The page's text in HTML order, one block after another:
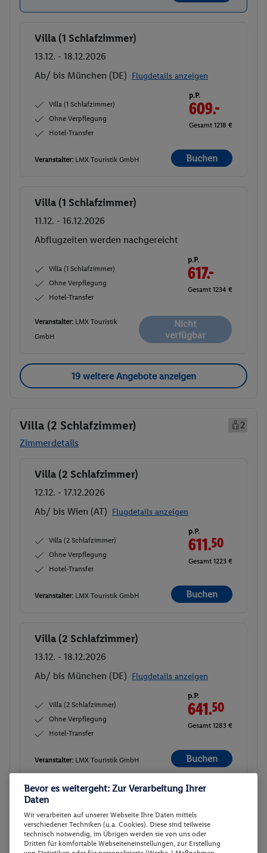
Buchen
Villa (1 Schlafzimmer)
13.12. - 18.12.2026
Ab/ bis München (DE) Flugdetails anzeigen
Villa (1 Schlafzimmer)
Ohne Verpflegung
Hotel-Transfer
p.P.
609.-
Gesamt 1218 €
Veranstalter: LMX Touristik GmbH Buchen
Buchen
Villa (1 Schlafzimmer)
11.12. - 16.12.2026
Abflugzeiten werden nachgereicht
Villa (1 Schlafzimmer)
Ohne Verpflegung
Hotel-Transfer
p.P.
617.-
Gesamt 1234 €
Veranstalter: LMX Touristik
GmbH
Nicht
verfügbar
19 weitere Angebote anzeigen
Villa (2 Schlafzimmer)
2
Zimmerdetails
Buchen
Villa (2 Schlafzimmer)
12.12. - 17.12.2026
Ab/ bis Wien (AT) Flugdetails anzeigen
Villa (2 Schlafzimmer)
Ohne Verpflegung
Hotel-Transfer
p.P.
611.50
Gesamt 1223 €
Veranstalter: LMX Touristik GmbH Buchen
Buchen
Villa (2 Schlafzimmer)
13.12. - 18.12.2026
Ab/ bis München (DE) Flugdetails anzeigen
Villa (2 Schlafzimmer)
Ohne Verpflegung
Hotel-Transfer
p.P.
641.50
Gesamt 1283 €
Veranstalter: LMX Touristik GmbH Buchen
Buchen
Villa (2 Schlafzimmer)
10.12. - 15.12.2026
Ab/ bis Wien (AT) Flugdetails anzeigen
Bevor es weitergeht: Zur Verarbeitung Ihrer
Daten
Wir verarbeiten auf unserer Webseite Ihre Daten mittels
verschiedener Techniken (u.a. Cookies). Diese sind teilweise
technisch notwendig, im Übrigen werden sie von uns oder
Dritten für komfortable Webseiteneinstellungen, zur Erstellung